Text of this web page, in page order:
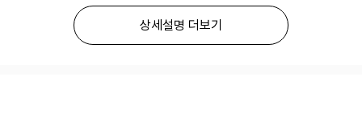
상세설명 더보기